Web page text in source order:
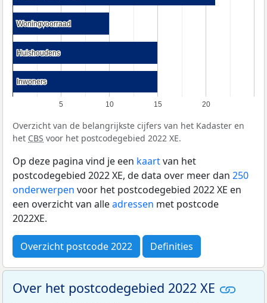
5 10 15 20
Woningvoorraad
Woningvoorraad
Huishoudens
Huishoudens
Inwoners
Inwoners
Overzicht van de belangrijkste cijfers van het Kadaster en
het CBS voor het postcodegebied 2022 XE.
Op deze pagina vind je een kaartvan het
postcodegebied 2022 XE, de data over meer dan 250
onderwerpen voor het postcodegebied 2022 XE en
een overzicht van alleadressen met postcode
2022XE.
Overzicht postcode 2022 Definities
Over het postcodegebied 2022 XE